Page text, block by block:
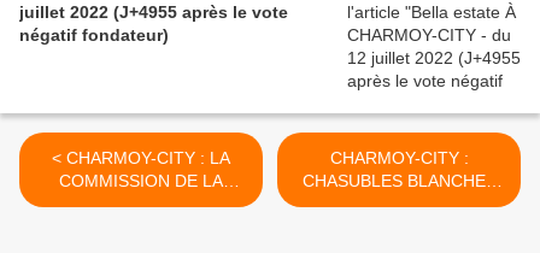
juillet 2022 (J+4955 après le vote
négatif fondateur)
< CHARMOY-CITY : LA
COMMISSION DE LA
DÉCEPTION - du 09 janvier
CHARMOY-CITY :
CHASUBLES BLANCHES
ET GILETS JAUNES - du